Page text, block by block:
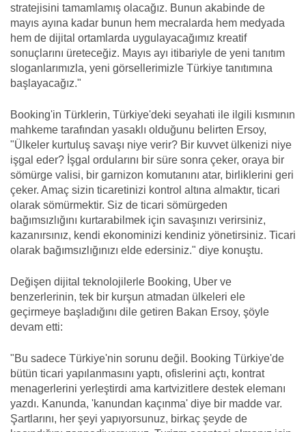
stratejisini tamamlamış olacağız. Bunun akabinde de
mayıs ayına kadar bunun hem mecralarda hem medyada
hem de dijital ortamlarda uygulayacağımız kreatif
sonuçlarını üreteceğiz. Mayıs ayı itibariyle de yeni tanıtım
sloganlarımızla, yeni görsellerimizle Türkiye tanıtımına
başlayacağız."
Booking'in Türklerin, Türkiye'deki seyahati ile ilgili kısmının
mahkeme tarafından yasaklı olduğunu belirten Ersoy,
"Ülkeler kurtuluş savaşı niye verir? Bir kuvvet ülkenizi niye
işgal eder? İşgal ordularını bir süre sonra çeker, oraya bir
sömürge valisi, bir garnizon komutanını atar, birliklerini geri
çeker. Amaç sizin ticaretinizi kontrol altına almaktır, ticari
olarak sömürmektir. Siz de ticari sömürgeden
bağımsızlığını kurtarabilmek için savaşınızı verirsiniz,
kazanırsınız, kendi ekonominizi kendiniz yönetirsiniz. Ticari
olarak bağımsızlığınızı elde edersiniz." diye konuştu.
Değişen dijital teknolojilerle Booking, Uber ve
benzerlerinin, tek bir kurşun atmadan ülkeleri ele
geçirmeye başladığını dile getiren Bakan Ersoy, şöyle
devam etti:
"Bu sadece Türkiye'nin sorunu değil. Booking Türkiye'de
bütün ticari yapılanmasını yaptı, ofislerini açtı, kontrat
menagerlerini yerleştirdi ama kartvizitlere destek elemanı
yazdı. Kanunda, 'kanundan kaçınma' diye bir madde var.
Şartlarını, her şeyi yapıyorsunuz, birkaç şeyde de